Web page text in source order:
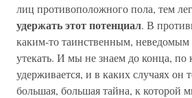
лиц противоположного пола, тем
удержать этот потенциал. В
каким-то таинственным, неведомым
утекать. И мы не знаем до конца, по
удерживается, и в каких случаях он
большая, большая тайна, к которой